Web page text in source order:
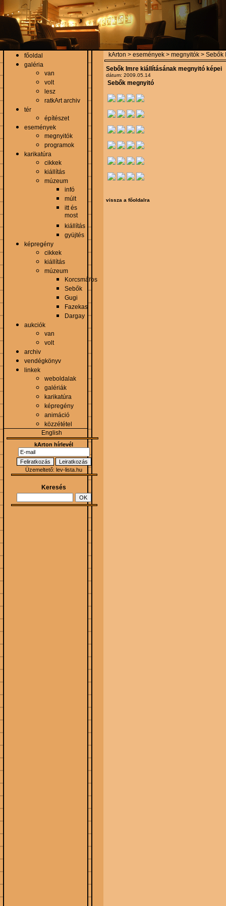
főoldal
galéria
van
volt
lesz
ratkArt archiv
tér
építészet
események
megnyitók
programok
karikatúra
cikkek
kiállítás
múzeum
infó
múlt
itt és
most
kiállítás
gyüjtés
képregény
cikkek
kiállítás
múzeum
Korcsmáros
Sebők
Gugi
Fazekas
Dargay
aukciók
van
volt
archiv
vendégkönyv
linkek
weboldalak
galériák
karikatúra
képregény
animáció
közzététel
English
kArton hírlevél
Üzemeltető: lev-lista.hu
Keresés
kArton > események > megnyitók >
Sebők Imre kiállításának megnyitó képei
dátum: 2009.05.14
Sebők megnyitó
vissza a főoldalra